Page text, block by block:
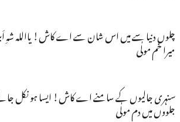
چلوں دنیا سے میں اس شان سے اے کاش! یااللہ شہِ
میرا خم مولٰی
سنہری جالیوں کے سامنے اے کاش! ایسا ہو نکل
جلووں میں دم مولٰی